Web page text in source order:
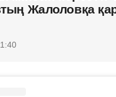
Жалоловқа